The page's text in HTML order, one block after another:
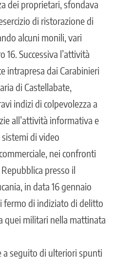
dei proprietari, sfondava
di ristorazione di
alcuni monili, vari
16. Successiva l’attività
intrapresa dai Carabinieri
di Castellabate,
indizi di colpevolezza a
all’attività informativa e
di video
nei confronti
presso il
in data 16 gennaio
fermo di indiziato di delitto
quei militari nella mattinata
a seguito di ulteriori spunti